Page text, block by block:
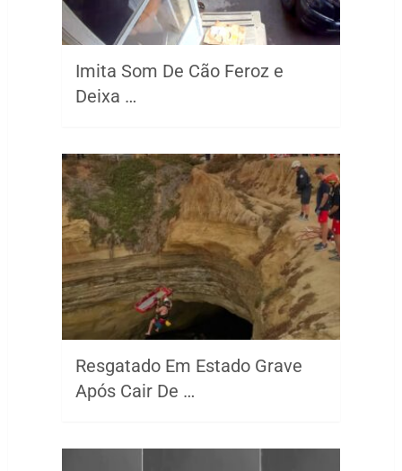
Imita Som De Cão Feroz e
Deixa …
Resgatado Em Estado Grave
Após Cair De …